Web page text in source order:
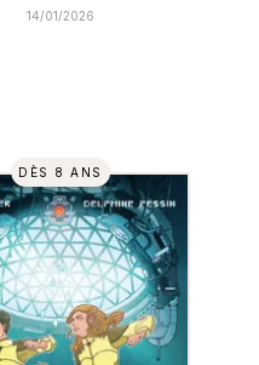
14/01/2026
DÈS 8 ANS